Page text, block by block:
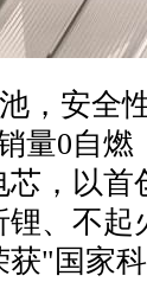
，安全
量0自
，以
、不
"国家